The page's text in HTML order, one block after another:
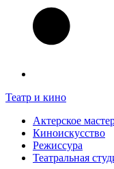
Театр и кино
Актерское
Киноискусство
Режиссура
Театральная